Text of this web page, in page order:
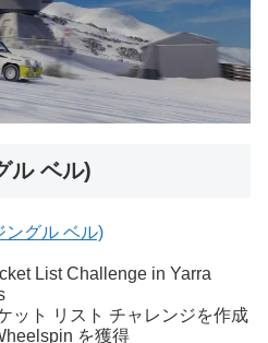
ル ベル)
ングル ベル)
List Challenge in Yarra
ット リスト チャレンジを作成
を獲得